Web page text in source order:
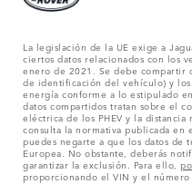
La legislación de la UE exige a
ciertos datos relacionados con los
enero de 2021. Se debe compartir
de identificación del vehículo) y
energía conforme a lo estipulado
datos compartidos tratan sobre el
eléctrica de los PHEV y la distancia
consulta la normativa publicada en
puedes negarte a que los datos de
Europea. No obstante, deberás
garantizar la exclusión. Para ello,
proporcionando el VIN y el número